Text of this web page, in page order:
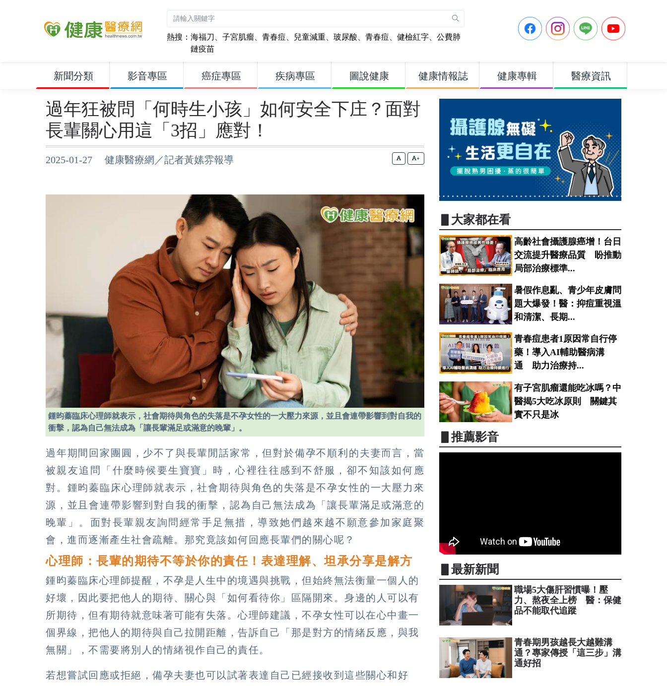
熱搜： 海福刀 、 子宮肌瘤、 青春痘、 兒童減重、 玻尿酸、 青春痘、 健檢紅字、 公費肺
鏈疫苗
新聞分類 影音專區 癌症專區 疾病專區 圖說健康 健康情報誌 健康專輯 醫療資訊
過年狂被問「何時生小孩」如何安全下庄？面對
長輩關心用這「3招」應對！
2025-01-27 健康醫療網／記者黃嫊雰報導 +
鍾昀蓁臨床心理師就表示，社會期待與角色的失落是不孕女性的一大壓力來源，並且會連帶影響到對自我的
衝擊，認為自己無法成為「讓長輩滿足或滿意的晚輩」。
過年期間回家團圓，少不了與長輩閒話家常，但對於備孕不順利的夫妻而言，當
被親友追問「什麼時候要生寶寶」時，心裡往往感到不舒服，卻不知該如何應
對。鍾昀蓁臨床心理師就表示，社會期待與角色的失落是不孕女性的一大壓力來
源，並且會連帶影響到對自我的衝擊，認為自己無法成為「讓長輩滿足或滿意的
晚輩」。面對長輩親友詢問經常手足無措，導致她們越來越不願意參加家庭聚
會，進而逐漸產生社會疏離。那究竟該如何回應長輩們的關心呢？
心理師：長輩的期待不等於你的責任！表達理解、坦承分享是解方
鍾昀蓁臨床心理師提醒，不孕是人生中的境遇與挑戰，但始終無法衡量一個人的
好壞，因此要把他人的期待、關心與「如何看待你」區隔開來。身邊的人可以有
所期待，但有期待就意味著可能有失落。心理師建議，不孕女性可以在心中畫一
個界線，把他人的期待與自己拉開距離，告訴自己「那是對方的情緒反應，與我
無關」，不需要將別人的情緒視作自己的責任。
若想嘗試回應或拒絕，備孕夫妻也可以試著表達自己已經接收到這些關心和好
▋大家都在看
高齡社會攝護腺癌增！台日
交流提升醫療品質 盼推動
局部治療標準...
暑假作息亂、青少年皮膚問
題大爆發！醫：抑痘重視溫
和清潔、長期...
青春痘患者1原因常自行停
藥！導入AI輔助醫病溝
通 助力治療持...
有子宮肌瘤還能吃冰嗎？中
醫揭5大吃冰原則 關鍵其
實不只是冰
▋推薦影音
▋最新新聞
職場5大傷肝習慣曝！壓
力、熬夜全上榜 醫：保健
品不能取代追蹤
青春期男孩越長大越難溝
通？專家傳授「這三步」溝
通好招